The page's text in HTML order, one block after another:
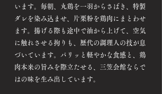
います。 毎朝、丸鶏を一羽からさばき、特製
ダレを染み込ませ、片栗粉を鶏肉にまとわせ
ます。揚げる際も途中で油から上げて、空気
に触れさせる拘りも、歴代の調理人の技が息
づいています。パリッと軽やかな食感と、鶏
肉本来の旨みを際立たせる、三笠会館ならで
はの味を生み出しています。